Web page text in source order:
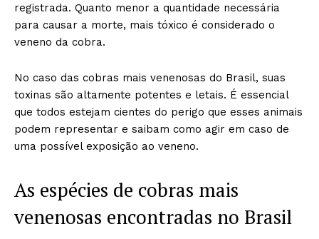
registrada. Quanto menor a quantidade necessária
para causar a morte, mais tóxico é considerado o
veneno da cobra.
No caso das cobras mais venenosas do Brasil, suas
toxinas são altamente potentes e letais. É essencial
que todos estejam cientes do perigo que esses animais
podem representar e saibam como agir em caso de
uma possível exposição ao veneno.
As espécies de cobras mais
venenosas encontradas no Brasil